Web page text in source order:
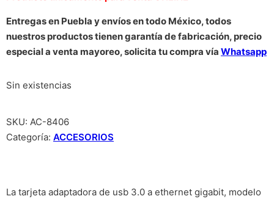
Entregas en Puebla y envíos en todo México, todos
nuestros productos tienen garantía de fabricación, precio
especial a venta mayoreo, solicita tu compra vía Whatsapp
Sin existencias
SKU: AC-8406
Categoría: ACCESORIOS
La tarjeta adaptadora de usb 3.0 a ethernet gigabit, modelo